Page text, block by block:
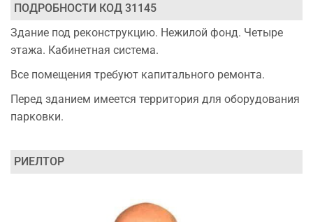
ПОДРОБНОСТИ КОД 31145
Здание под реконструкцию. Нежилой фонд. Четыре
этажа. Кабинетная система.
Все помещения требуют капитального ремонта.
Перед зданием имеется территория для оборудования
парковки.
РИЕЛТОР